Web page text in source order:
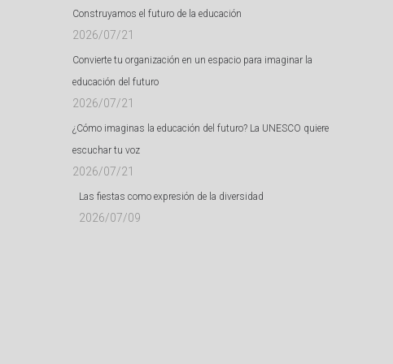
Construyamos el futuro de la educación
2026/07/21
Convierte tu organización en un espacio para imaginar la
educación del futuro
2026/07/21
¿Cómo imaginas la educación del futuro? La UNESCO quiere
escuchar tu voz
2026/07/21
Las fiestas como expresión de la diversidad
2026/07/09